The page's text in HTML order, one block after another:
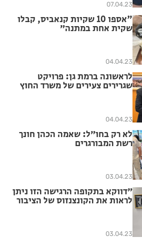
07.04.23
"אספו 10 שקיות קנאביס, קבלו
שקית אחת במתנה״
04.04.23
לראשונה ברמת גן: פרויקט
שגרירים צעירים של משרד החוץ
04.04.23
לא רק בחו״ל: שאמה הכהן חונך
רשת המבורגרים
03.04.23
״דווקא בתקופה הרגישה הזו ניתן
לראות את הקונצנזוס של הציבור
03.04.23